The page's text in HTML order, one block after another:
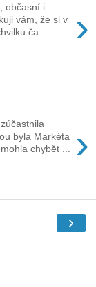
›
občasní i
vám, že si v
ča...
›
byla Markéta
chybět ...
›